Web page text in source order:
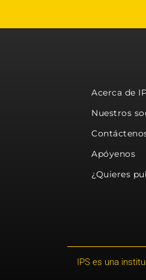
Acerca de
Nuestros
Apóyenos
¿Quieres
IPS es una